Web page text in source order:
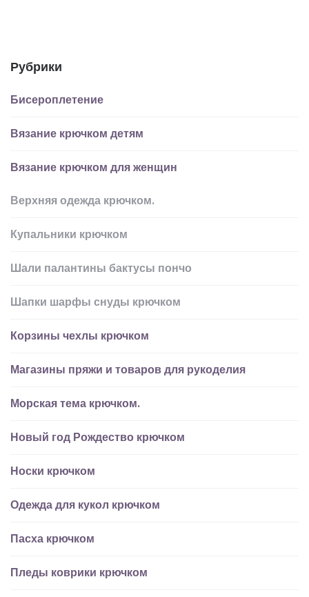
Рубрики
Бисероплетение
Вязание крючком детям
Вязание крючком для женщин
Верхняя одежда крючком.
Купальники крючком
Шали палантины бактусы пончо
Шапки шарфы снуды крючком
Корзины чехлы крючком
Магазины пряжи и товаров для рукоделия
Морская тема крючком.
Новый год Рождество крючком
Носки крючком
Одежда для кукол крючком
Пасха крючком
Пледы коврики крючком